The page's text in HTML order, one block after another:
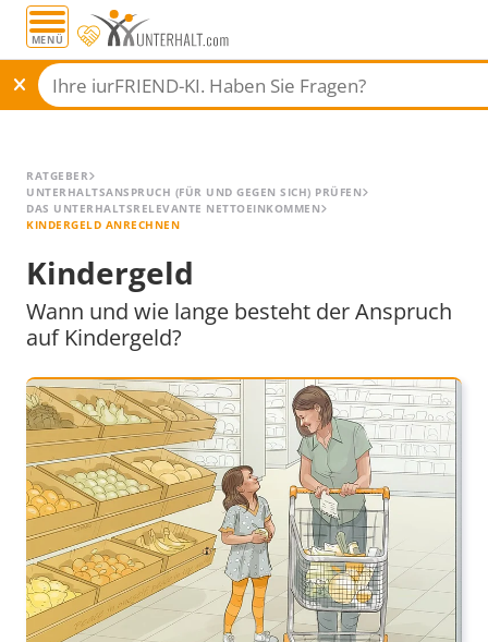
MENÜ
Alle Ratgeber
RATGEBER
UNTERHALTSANSPRUCH (FÜR UND GEGEN SICH) PRÜFEN
DAS UNTERHALTSRELEVANTE NETTOEINKOMMEN
KINDERGELD ANRECHNEN
Kindergeld
Wann und wie lange besteht der Anspruch
auf Kindergeld?